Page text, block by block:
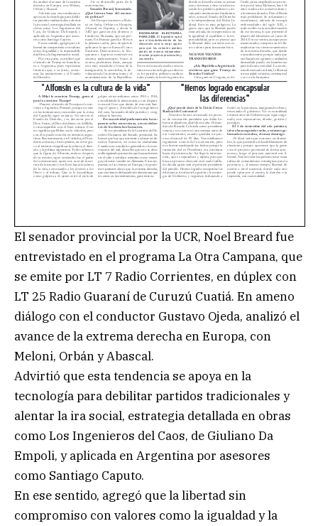
El senador provincial por la UCR, Noel Breard fue
entrevistado en el programa La Otra Campana, que
se emite por LT 7 Radio Corrientes, en dúplex con
LT 25 Radio Guaraní de Curuzú Cuatiá. En ameno
diálogo con el conductor Gustavo Ojeda, analizó el
avance de la extrema derecha en Europa, con
Meloni, Orbán y Abascal.
Advirtió que esta tendencia se apoya en la
tecnología para debilitar partidos tradicionales y
alentar la ira social, estrategia detallada en obras
como Los Ingenieros del Caos, de Giuliano Da
Empoli, y aplicada en Argentina por asesores
como Santiago Caputo.
En ese sentido, agregó que la libertad sin
compromiso con valores como la igualdad y la